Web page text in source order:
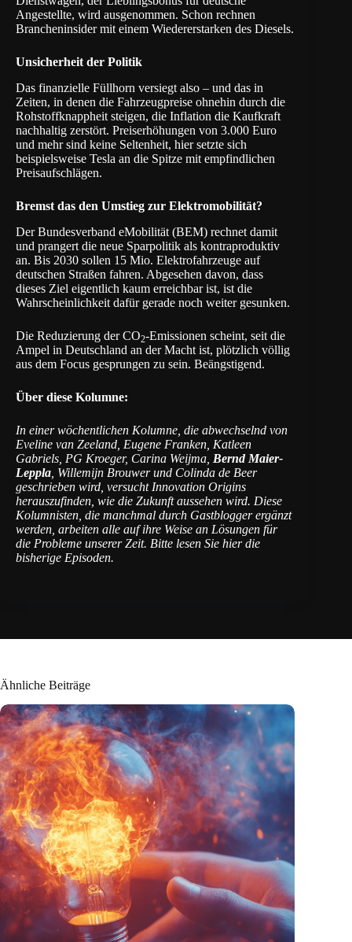
Angestellte, wird ausgenommen. Schon rechnen
Brancheninsider mit einem Wiedererstarken des Diesels.
Unsicherheit der Politik
Das finanzielle Füllhorn versiegt also – und das in
Zeiten, in denen die Fahrzeugpreise ohnehin durch die
Rohstoffknappheit steigen, die Inflation die Kaufkraft
nachhaltig zerstört. Preiserhöhungen von 3.000 Euro
und mehr sind keine Seltenheit, hier setzte sich
beispielsweise Tesla an die Spitze mit empfindlichen
Preisaufschlägen.
Bremst das den Umstieg zur Elektromobilität?
DerBundesverband eMobilität (BEM) rechnet damit
und prangert die neue Sparpolitik als kontraproduktiv
an. Bis 2030 sollen 15 Mio. Elektrofahrzeuge auf
deutschen Straßen fahren. Abgesehen davon, dass
dieses Ziel eigentlich kaum erreichbar ist, ist die
Wahrscheinlichkeit dafür gerade noch weiter gesunken.
Die Reduzierung der CO2-Emissionen scheint, seit die
Ampel in Deutschland an der Macht ist, plötzlich völlig
aus dem Focus gesprungen zu sein. Beängstigend.
Über diese Kolumne:
In einer wöchentlichen Kolumne, die abwechselnd von
Eveline van Zeeland, Eugene Franken, Katleen
Gabriels, PG Kroeger, Carina Weijma, Bernd Maier-
Leppla , Willemijn Brouwer und Colinda de Beer
geschrieben wird, versucht Innovation Origins
herauszufinden, wie die Zukunft aussehen wird. Diese
Kolumnisten, die manchmal durch Gastblogger ergänzt
werden, arbeiten alle auf ihre Weise an Lösungen für
die Probleme unserer Zeit. Bitte lesen Sie hierdie
bisherige Episoden.
Ähnliche Beiträge